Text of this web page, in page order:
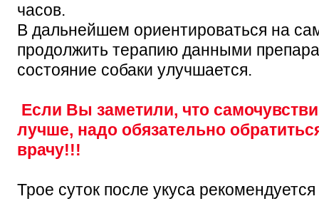
часов.
В дальнейшем ориентироваться на
продолжить терапию данными
состояние собаки улучшается.
Если Вы заметили, что
лучше, надо обязательно
врачу!!!
Трое суток после укуса